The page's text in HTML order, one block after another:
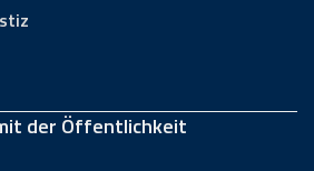
der Öffentlichkeit